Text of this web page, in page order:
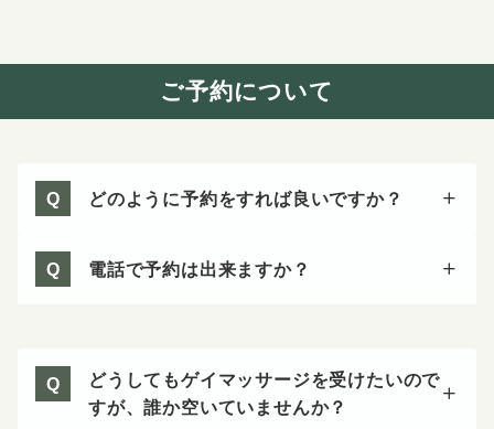
感染症防止対策についてご予約について
Q どのように予約をすれば良いですか？
Q 電話で予約は出来ますか？
Q
どうしてもゲイマッサージを受けたいので
すが、誰か空いていませんか？